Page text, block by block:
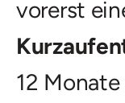
vorerst
12